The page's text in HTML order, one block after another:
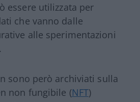
essere utilizzata per
che vanno dalle
alle sperimentazioni
sono però archiviati sulla
non fungibile (NFT)